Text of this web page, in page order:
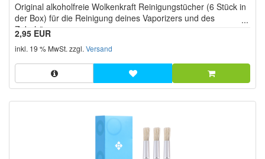
Sternen!
Original alkoholfreie Wolkenkraft Reinigungstücher (6 Stück in
der Box) für die Reinigung deines Vaporizers und des
Zubehörs.
2,95 EUR
inkl. 19 % MwSt. zzgl. Versand